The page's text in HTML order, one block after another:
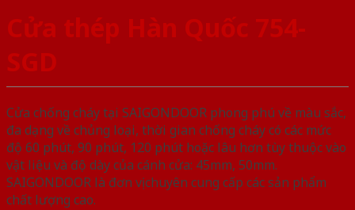
Cửa thép Hàn Quốc 754-
SGD
Cửa chống cháy tại SAIGONDOOR phong phú về màu sắc,
đa dạng về chủng loại, thời gian chống cháy có các mức
độ 60 phút, 90 phút, 120 phút hoặc lâu hơn tùy thuộc vào
vật liệu và độ dày của cánh cửa: 45mm, 50mm.
SAIGONDOOR là đơn vị chuyên cung cấp các sản phẩm
chất lượng cao.